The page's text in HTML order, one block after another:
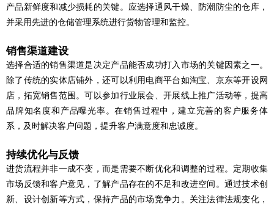
产品新鲜度和减少损耗的关键。应选择通风干燥、防潮防尘的仓库，
并采用先进的仓储管理系统进行货物管理和监控。
销售渠道建设
选择合适的销售渠道是决定产品能否成功打入市场的关键因素之一。
除了传统的实体店铺外，还可以利用电商平台如淘宝、京东等开设网
店，拓宽销售范围。可以参加行业展会、开展线上推广活动等，提高
品牌知名度和产品曝光率。在销售过程中，建立完善的客户服务体
系，及时解决客户问题，提升客户满意度和忠诚度。
持续优化与反馈
进货流程并非一成不变，而是需要不断优化和调整的过程。定期收集
市场反馈和客户意见，了解产品存在的不足和改进空间。通过技术创
新、设计创新等方式，保持产品的市场竞争力。关注法律法规变化，